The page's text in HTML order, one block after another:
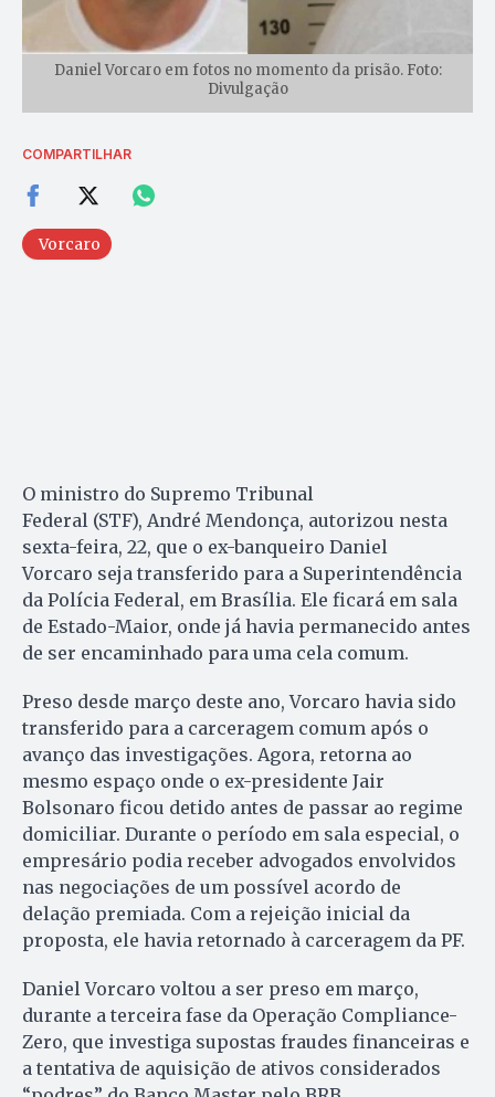
Daniel Vorcaro em fotos no momento da prisão. Foto:
Divulgação
COMPARTILHAR
Vorcaro
O ministro do Supremo Tribunal
Federal (STF), André Mendonça, autorizou nesta
sexta-feira, 22, que o ex-banqueiro Daniel
Vorcaro seja transferido para a Superintendência
da Polícia Federal, em Brasília. Ele ficará em sala
de Estado-Maior, onde já havia permanecido antes
de ser encaminhado para uma cela comum.
Preso desde março deste ano, Vorcaro havia sido
transferido para a carceragem comum após o
avanço das investigações. Agora, retorna ao
mesmo espaço onde o ex-presidente Jair
Bolsonaro ficou detido antes de passar ao regime
domiciliar. Durante o período em sala especial, o
empresário podia receber advogados envolvidos
nas negociações de um possível acordo de
delação premiada. Com a rejeição inicial da
proposta, ele havia retornado à carceragem da PF.
Daniel Vorcaro voltou a ser preso em março,
durante a terceira fase da Operação Compliance-
Zero, que investiga supostas fraudes financeiras e
a tentativa de aquisição de ativos considerados